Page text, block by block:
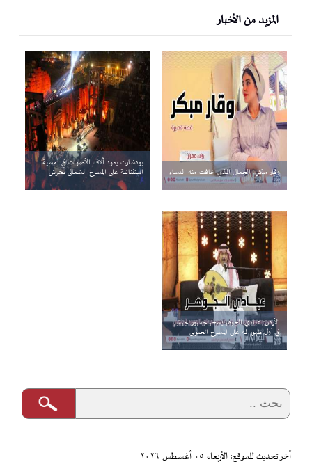
المزيد من الأخبار
وقار مبكر.. الجمال الذي خافت منه النساء
بودشارت يقود آلاف الأصوات في أمسية
استثنائية على المسرح الشمالي بجرش
الأردن: عبادي الجوهر يسحر جمهور جرش
في أول ظهور له على المسرح الجنوبي
آخر تحديث للموقع: الأربعاء ٠٥ أغسطس ٢٠٢٦